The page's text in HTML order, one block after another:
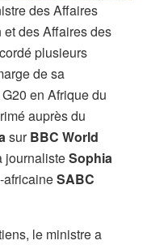
des Affaires
et des Affaires des
plusieurs
de sa
en Afrique du
auprès du
surBBC World
journalisteSophia
africaineSABC
le ministre a